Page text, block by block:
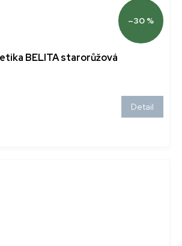
–30 %
BELITA starorůžová
Detail